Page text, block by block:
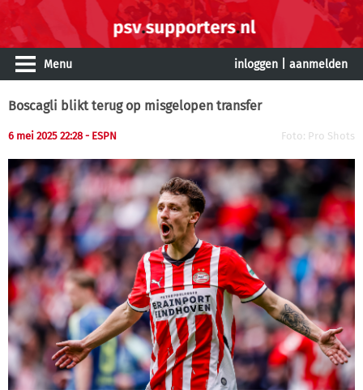
Menu inloggen aanmelden
Boscagli blikt terug op misgelopen transfer
6 mei 2025 22:28 - ESPN Foto: Pro Shots